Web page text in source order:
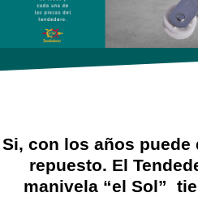
Si, con los años puede
repuesto. El
manivela “el Sol”